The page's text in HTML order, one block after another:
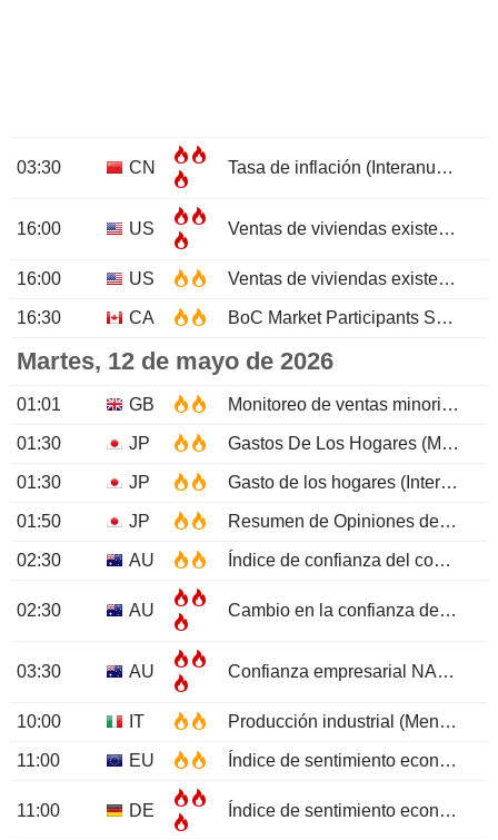
03:30 CN Tasa de inflación (Interanual)
16:00 US Ventas de viviendas existentes
16:00 US Ventas de viviendas existentes (Mensual)
16:30 CA BoC Market Participants Survey
Martes, 12 de mayo de 2026
01:01 GB Monitoreo de ventas minoristas BRC (Interanual)
01:30 JP Gastos De Los Hogares (Mensual)
01:30 JP Gasto de los hogares (Interanual)
01:50 JP Resumen de Opiniones del BoJ
02:30 AU Índice de confianza del consumidor Westpac
02:30 AU Cambio en la confianza del consumidor Westpac
03:30 AU Confianza empresarial NAB
10:00 IT Producción industrial (Mensual)
11:00 EU Índice de sentimiento económico ZEW
11:00 DE Índice de sentimiento económico ZEW